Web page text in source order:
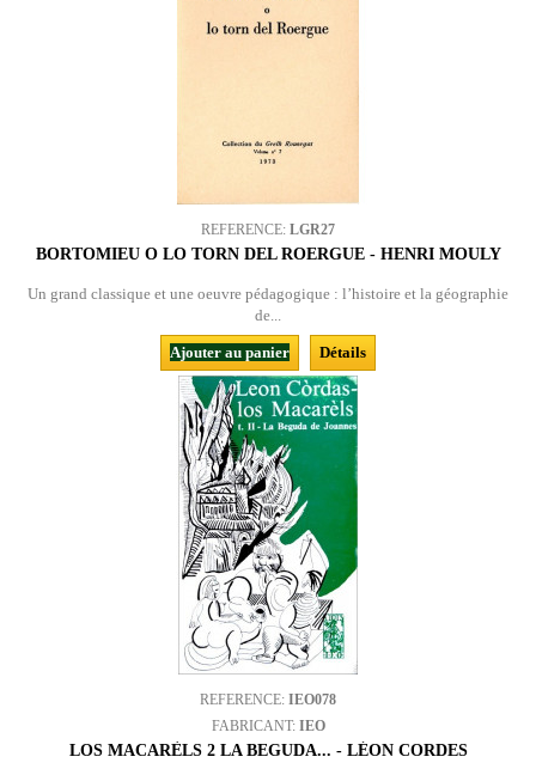
REFERENCE: LGR27
BORTOMIEU O LO TORN DEL ROERGUE - HENRI MOULY
Un grand classique et une oeuvre pédagogique : l’histoire et la géographie
de...
Ajouter au panier Détails
REFERENCE: IEO078
FABRICANT: IEO
LOS MACARÈLS 2 LA BEGUDA... - LÉON CORDES